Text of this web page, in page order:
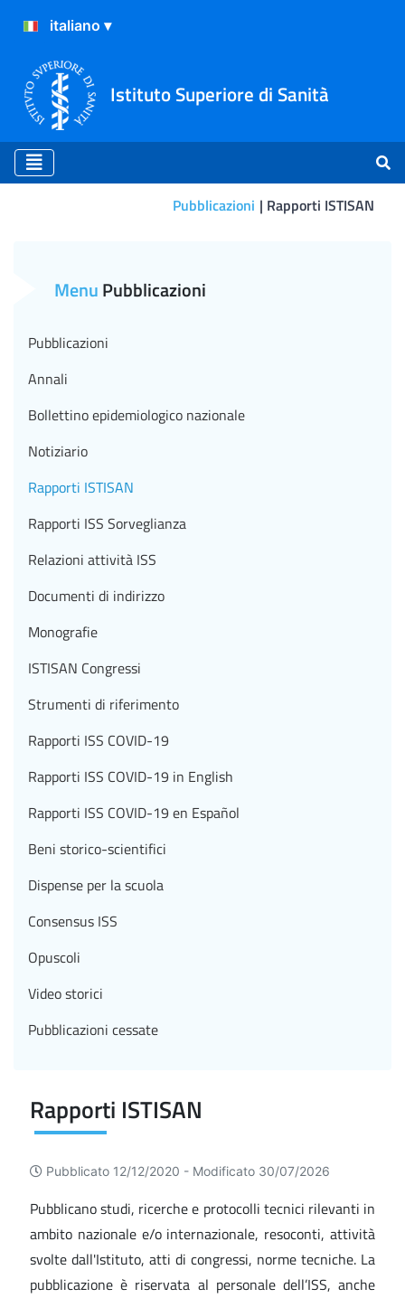
Istituto Superiore di Sanità
Pubblicazioni Rapporti ISTISAN
Rapporti ISTISAN
Pubblicato 12/12/2020 - Modificato 30/07/2026
Pubblicano studi, ricerche e protocolli tecnici rilevanti in
ambito nazionale e/o internazionale, resoconti, attività
svolte dall'Istituto, atti di congressi, norme tecniche. La
pubblicazione è riservata al personale dell’ISS, anche
MenuPubblicazioni
Pubblicazioni
Annali
Bollettino epidemiologico nazionale
Notiziario
Rapporti ISTISAN
Rapporti ISS Sorveglianza
Relazioni attività ISS
Documenti di indirizzo
Monografie
ISTISAN Congressi
Strumenti di riferimento
Rapporti ISS COVID-19
Rapporti ISS COVID-19 in English
Rapporti ISS COVID-19 en Español
Beni storico-scientifici
Dispense per la scuola
Consensus ISS
Opuscoli
Video storici
Pubblicazioni cessate